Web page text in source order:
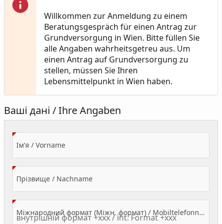
Willkommen zur Anmeldung zu einem
Beratungsgespräch für einen Antrag zur
Grundversorgung in Wien. Bitte füllen Sie
alle Angaben wahrheitsgetreu aus. Um
einen Antrag auf Grundversorgung zu
stellen, müssen Sie Ihren
Lebensmittelpunkt in Wien haben.
Ваші дані / Ihre Angaben
Ім'я / Vorname(Value Required)
Прізвище / Nachname(Value Required)
Міжнародний формат (Міжн. формат) / Mobiltelefonnummer